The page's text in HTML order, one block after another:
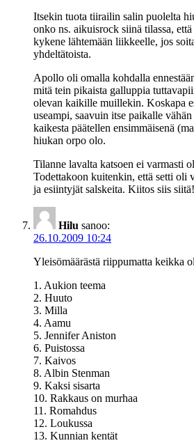
Itsekin tuota tiirailin salin puolelta
onko ns. aikuisrock siinä tilassa,
kykene lähtemään liikkeelle, jos
yhdeltätoista.
Apollo oli omalla kohdalla
mitä tein pikaista galluppia
olevan kaikille muillekin. Koskapa
useampi, saavuin itse paikalle
kaikesta päätellen ensimmäisenä
hiukan orpo olo.
Tilanne lavalta katsoen ei varmasti
Todettakoon kuitenkin, että setti oli
ja esiintyjät salskeita. Kiitos siis siitä!
Hilu sanoo:
26.10.2009 10:24
Yleisömäärästä riippumatta keikka
1. Aukion teema
2. Huuto
3. Milla
4. Aamu
5. Jennifer Aniston
6. Puistossa
7. Kaivos
8. Albin Stenman
9. Kaksi sisarta
10. Rakkaus on murhaa
11. Romahdus
12. Loukussa
13. Kunnian kentät